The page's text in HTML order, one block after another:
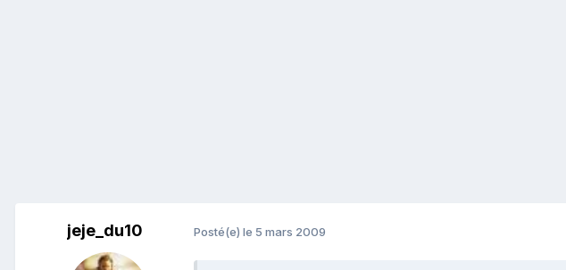
jeje_du10 Posté(e) le 5 mars 2009